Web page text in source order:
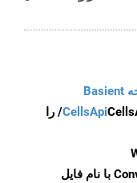
CellsApiCellsApi</aient/Client/ را
با نام فایل